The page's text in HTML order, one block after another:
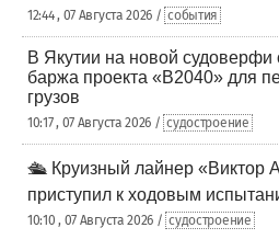
12:44 , 07 Августа 2026 / события
В Якутии на новой
баржа проекта «В2040» для
грузов
10:17 , 07 Августа 2026 / судостроение
🛳️ Круизный лайнер «Виктор
приступил к ходовым
10:10 , 07 Августа 2026 / судостроение